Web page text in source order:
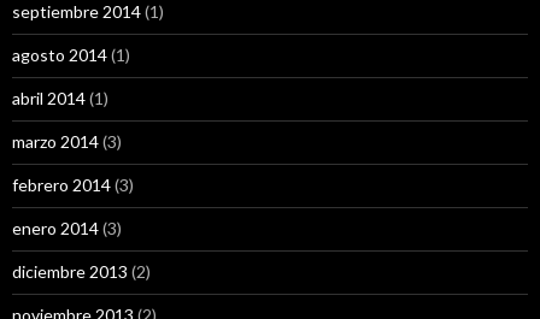
septiembre 2014(1)
agosto 2014(1)
abril 2014(1)
marzo 2014(3)
febrero 2014(3)
enero 2014(3)
diciembre 2013 (2)